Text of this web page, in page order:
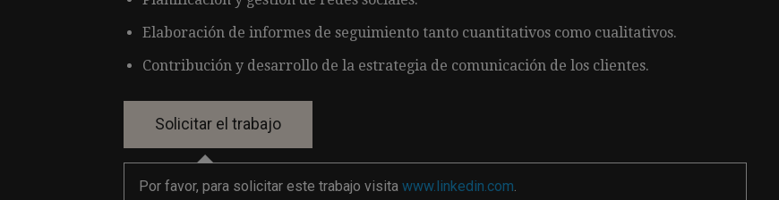
Elaboración de informes de seguimiento tanto cuantitativos como cualitativos.
Contribución y desarrollo de la estrategia de comunicación de los clientes.
Por favor, para solicitar este trabajo visita www.linkedin.com